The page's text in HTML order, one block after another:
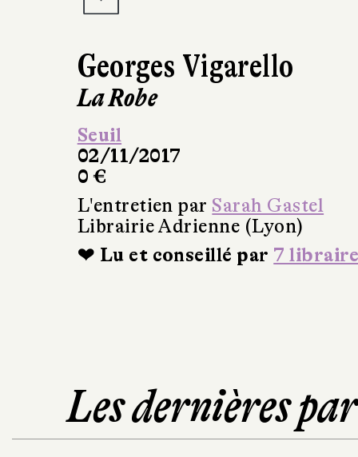
Georges Vigarello
La Robe
Seuil
02/11/2017
0 €
L'entretien par Sarah Gastel
Librairie Adrienne (Lyon)
❤ Lu et conseillé par 7
Les dernières